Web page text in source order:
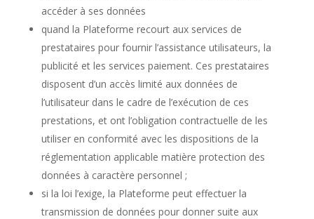
accéder à ses données
quand la Plateforme recourt aux services de
prestataires pour fournir l’assistance utilisateurs, la
publicité et les services paiement. Ces prestataires
disposent d’un accès limité aux données de
l’utilisateur dans le cadre de l’exécution de ces
prestations, et ont l’obligation contractuelle de les
utiliser en conformité avec les dispositions de la
réglementation applicable matière protection des
données à caractère personnel ;
si la loi l’exige, la Plateforme peut effectuer la
transmission de données pour donner suite aux